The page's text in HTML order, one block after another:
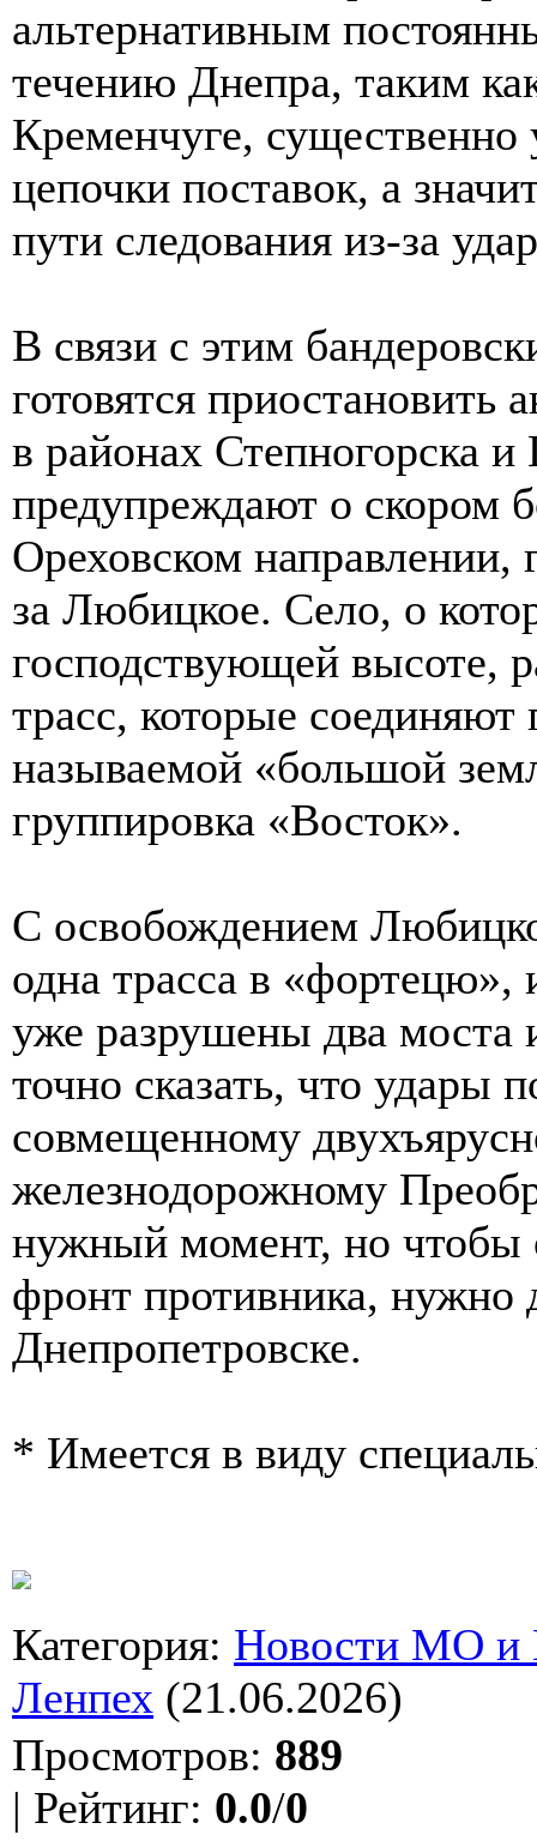
альтернативным
течению Днепра, таким
Кременчуге, существенно
цепочки поставок, а
пути следования из-за
В связи с этим
готовятся приостановить
в районах Степногорска
предупреждают о скором
Ореховском направлении,
за Любицкое. Село, о
господствующей высоте,
трасс, которые
называемой «большой
группировка «Восток».
С освобождением
одна трасса в
уже разрушены два
точно сказать, что
совмещенному
железнодорожному
нужный момент, но чтобы
фронт противника, нужно
Днепропетровске.
* Имеется в виду
Категория: Новости МО
Ленпех (21.06.2026)
Просмотров: 889
| Рейтинг: 0.0/0